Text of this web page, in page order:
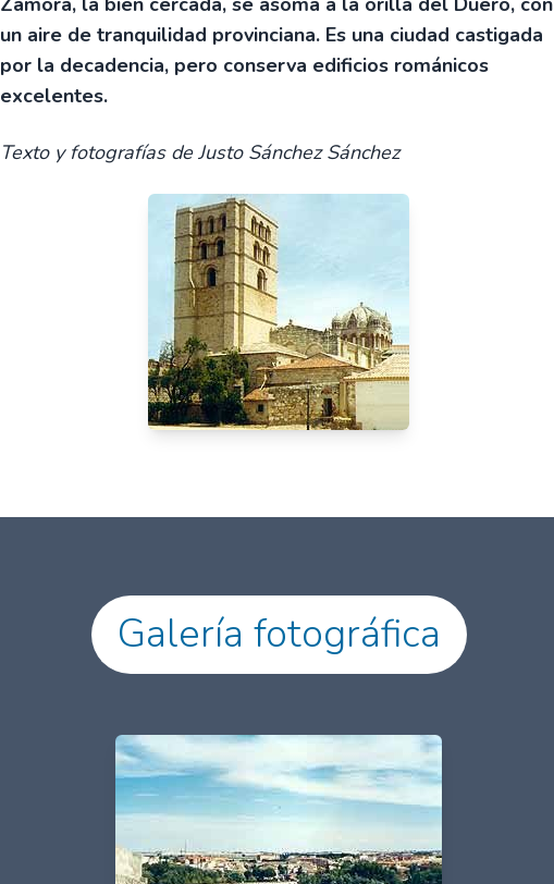
un aire de tranquilidad provinciana. Es una ciudad castigada
por la decadencia, pero conserva edificios románicos
excelentes.
Texto y fotografías de Justo Sánchez Sánchez
Galería fotográfica